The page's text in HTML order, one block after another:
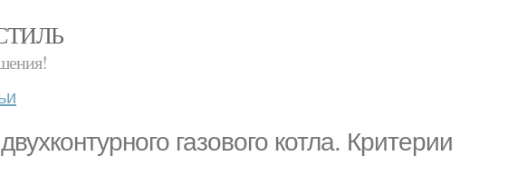
газового котла. Критерии